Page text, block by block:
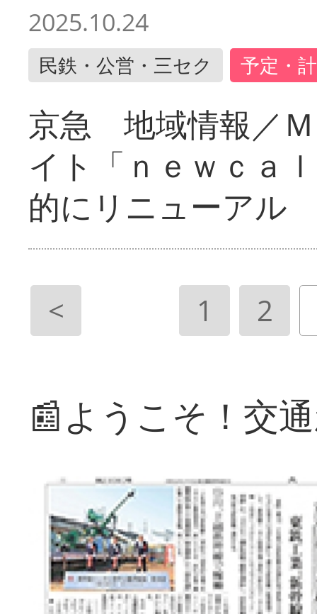
2025.10.24
民鉄・公営・三セク 予定・
京急 地域情報／
イト「ｎｅｗｃａ
的にリニューアル
< 1 2
📰ようこそ！交